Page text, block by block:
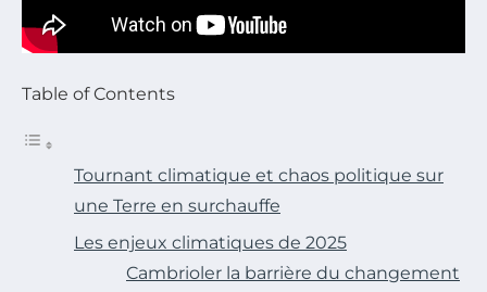
Table of Contents
Tournant climatique et chaos politique sur
une Terre en surchauffe
Les enjeux climatiques de 2025
Cambrioler la barrière du changement